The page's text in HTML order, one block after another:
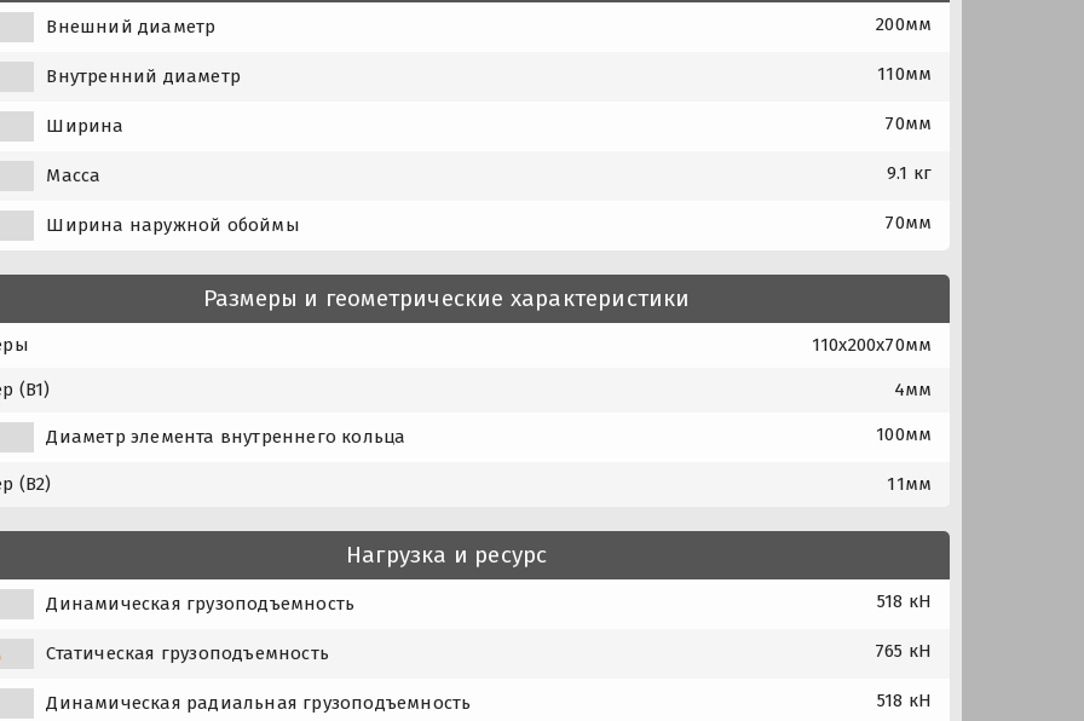
Внешний диаметр 200мм
Внутренний диаметр 110мм
Ширина 70мм
Масса 9.1 кг
Ширина наружной обоймы 70мм
Размеры и геометрические характеристики
110x200x70мм
(B1) 4мм
Диаметр элемента внутреннего кольца 100мм
(B2) 11мм
Нагрузка и ресурс
Динамическая грузоподъемность 518 кН
Статическая грузоподъемность 765 кН
Динамическая радиальная грузоподъемность 518 кН